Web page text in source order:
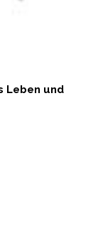
Leben und